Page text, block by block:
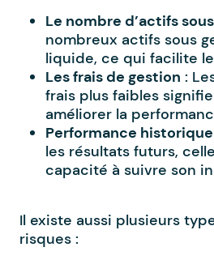
Le nombre d’actifs
nombreux actifs sous
liquide, ce qui facilite
Les frais de gestion :
frais plus faibles
améliorer la
Performance historique
les résultats futurs,
capacité à suivre son
Il existe aussi plusieurs
risques :